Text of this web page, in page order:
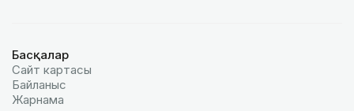
Басқалар
Сайт картасы
Байланыс
Жарнама